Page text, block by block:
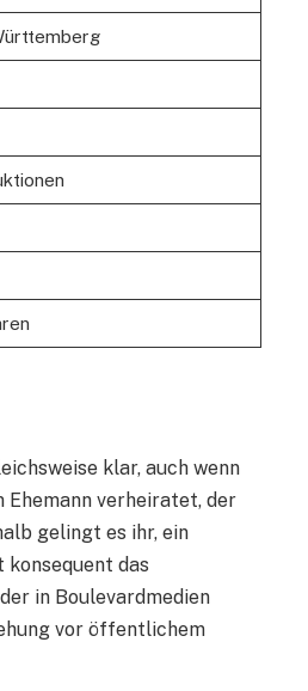
klar, auch wenn
verheiratet, der
gelingt es ihr, ein
das
in Boulevardmedien
vor öffentlichem